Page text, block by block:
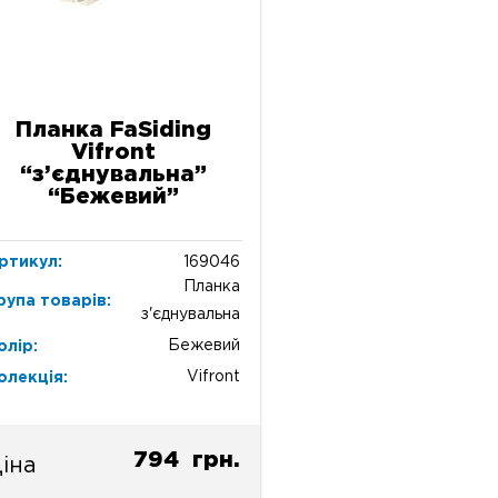
Планка FaSiding
Vifront
“з’єднувальна”
“Бежевий”
169046
товарів:
Планка
з'єднувальна
Бежевий
Vifront
794 грн.